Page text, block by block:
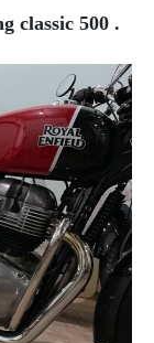
classic 500 .